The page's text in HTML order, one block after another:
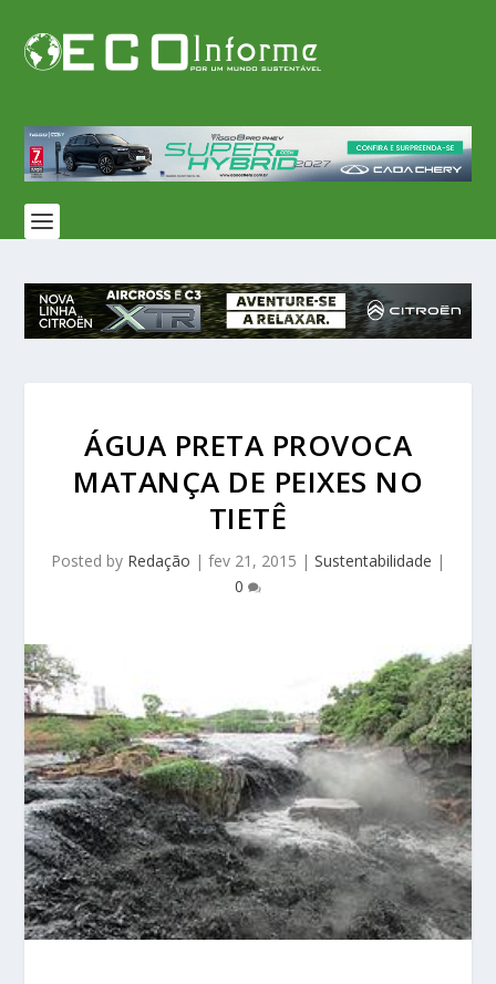
ÁGUA PRETA PROVOCA
MATANÇA DE PEIXES NO
TIETÊ
Posted by Redação | fev 21, 2015 | Sustentabilidade |
0